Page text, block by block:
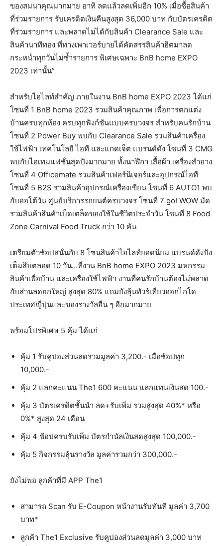
ของสมนาคุณมากมาย อาทิ ลดแล้วลดเพิ่มอีก 10% เมื่อซื้อสินค้า
ที่ร่วมรายการ รับเครดิตเงินคืนสูงสุด 36,000 บาท กับบัตรเครดิต
ที่ร่วมรายการ และพลาดไม่ได้กับสินค้า Clearance Sale และ
สินค้านาทีทอง ที่ทางเพาเวอร์บายได้คัดสรรสินค้าฮิตมาลด
กระหน่ำทุกวันไม่ซ้ำรายการ พิเศษเฉพาะ BnB home EXPO
2023 เท่านั้น”
สำหรับไฮไลท์สำคัญ ภายในงาน BnB home EXPO 2023 ได้แก่
โซนที่ 1 BnB home 2023 รวมสินค้าคุณภาพ เพื่อการตกแต่ง
บ้านครบทุกห้อง ครบทุกฟังก์ชันแบบครบวงจร สำหรับคนรักบ้าน
โซนที่ 2 Power Buy พบกับ Clearance Sale รวมสินค้าเครื่อง
ใช้ไฟฟ้า เทคโนโลยี ไอที และแกดเจ็ต แบรนด์ดัง โซนที่ 3 CMG
พบกับไอเทมแฟชั่นสุดปังมากมาย ทั้งนาฬิกา เสื้อผ้า เครื่องสำอาง
โซนที่ 4 Officemate รวมสินค้าเฟอร์นิเจอร์และอุปกรณ์ไอที
โซนที่ 5 B2S รวมสินค้าอุปกรณ์เครื่องเขียน โซนที่ 6 AUTO1 พบ
กับออโต้วัน ศูนย์บริการรถยนต์ครบวงจร โซนที่ 7 go! WOW มัด
รวมสินค้าสินค้าเบ็ดเตล็ดของใช้ในชีวิตประจำวัน โซนที่ 8 Food
Zone Carnival Food Truck กว่า 10 คัน
เตรียมตัวช้อปสนั่นกับ 8 โซนสินค้าไฮไลท์ยอดนิยม แบรนด์ดังปัง
เต็มสิบตลอด 10 วัน…ที่งาน BnB home EXPO 2023 มหกรรม
สินค้าเพื่อบ้าน และเครื่องใช้ไฟฟ้า งานที่คนรักบ้านต้องไม่พลาด
กับส่วนลดยกใหญ่ สูงสุด 80% แถมยังลุ้นทัวร์เที่ยวฮอกไกโด
ประเทศญี่ปุ่นและของรางวัลอื่น ๆ อีกมากมาย
พร้อมโปรพิเศษ 5 คุ้ม ได้แก่
คุ้ม 1 รับคูปองส่วนลดรวมมูลค่า 3,200.- เมื่อช้อปทุก
10,000.-
คุ้ม 2 แลกคะแนน The1 600 คะแนน แลกแทนเงินสด 100.-
คุ้ม 3 บัตรเครดิตชั้นนำ ลด+รับเพิ่ม รวมสูงสุด 40%* หรือ
0%* สูงสุด 24 เดือน
คุ้ม 4 ช้อปครบรับเพิ่ม บัตรกำนัลเงินสดสูงสุด 100,000.-
คุ้ม 5 กิจกรรมลุ้นรางวัล มูลค่ารวมกว่า 300,000.-
ยังไม่พอ ลูกค้าที่มี APP The1
สามารถ Scan รับ E-Coupon หน้างานรับทันที มูลค่า 3,700
บาท*
ลูกค้า The1 Exclusive รับคูปองส่วนลดมูลค่า 3,000 บาท